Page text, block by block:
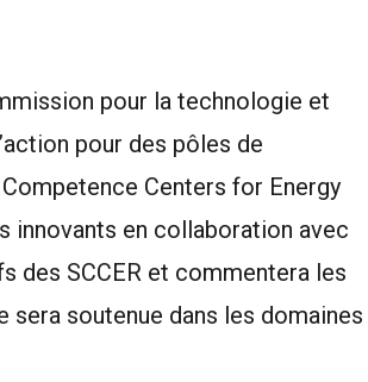
pour la technologie et
pour des pôles de
Centers for Energy
innovants en collaboration avec
des SCCER et commentera les
soutenue dans les domaines